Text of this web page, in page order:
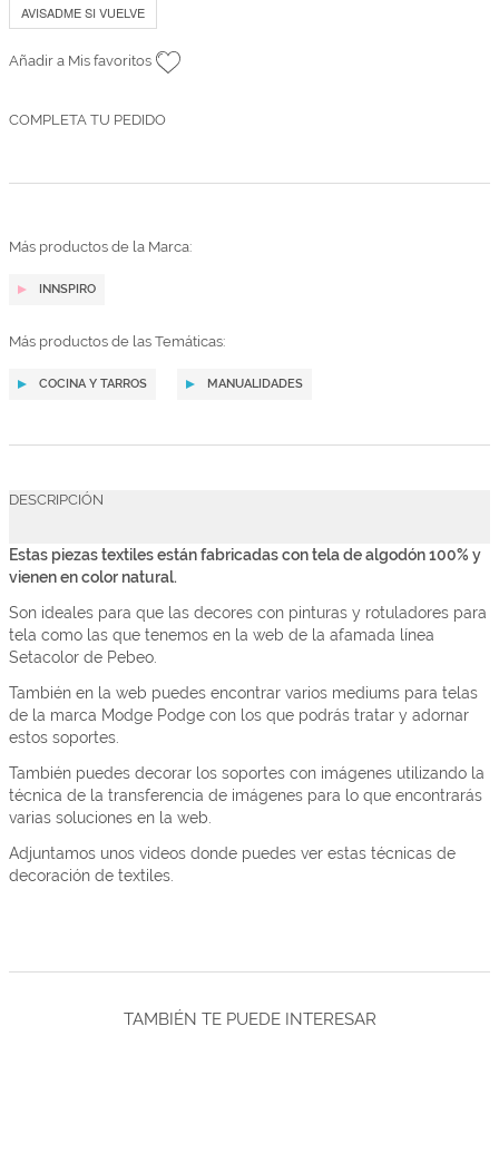
AVISADME SI VUELVE
Añadir a Mis favoritos
COMPLETA TU PEDIDO
Más productos de la Marca:
INNSPIRO
Más productos de las Temáticas:
COCINA Y TARROS MANUALIDADES
DESCRIPCIÓN
Estas piezas textiles están fabricadas con tela de algodón 100% y
vienen en color natural.
Son ideales para que las decores con pinturas y rotuladores para
tela como las que tenemos en la web de la afamada línea
Setacolor de Pebeo.
También en la web puedes encontrar varios mediums para telas
de la marca Modge Podge con los que podrás tratar y adornar
estos soportes.
También puedes decorar los soportes con imágenes utilizando la
técnica de la transferencia de imágenes para lo que encontrarás
varias soluciones en la web.
Adjuntamos unos videos donde puedes ver estas técnicas de
decoración de textiles.
TAMBIÉN TE PUEDE INTERESAR